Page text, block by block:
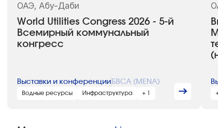
World Utilities Congress 2026 - 5-й
Всемирный коммунальный
конгресс
ОАЭ, Абу-Даби
Выставки и конференции БВСА (MENA)
Водные ресурсы Инфраструктура + 1